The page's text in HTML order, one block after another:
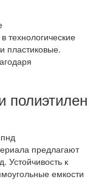
технологические
пластиковые.
полиэтилен
предлагают
Устойчивость к
емкости